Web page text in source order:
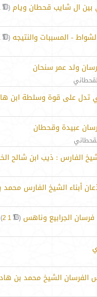
ال شايب قحطان ويام (
- المسببات والنتيجه (
ولد عمر سنحان
تدل على قوة وسلطة ابن
عبيدة وقحطان
الفارس : ذيب ابن شالح
أبناء الشيخ الفارس
الجرابيع وناهس (
1
2
)
الفرسان الشيخ محمد بن